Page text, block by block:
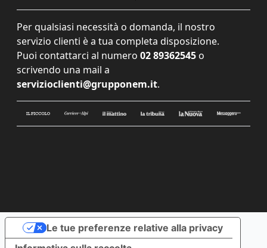
Per qualsiasi necessità o domanda, il nostro
servizio clienti è a tua completa disposizione.
Puoi contattarci al numero 02 89362545 o
scrivendo una mail a
servizioclienti@grupponem.it.
Le tue preferenze relative alla privacy